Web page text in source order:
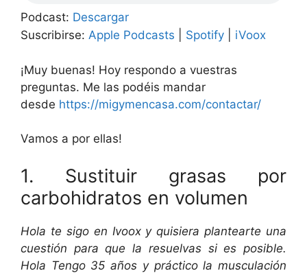
Podcast: Descargar
Suscribirse: Apple Podcasts Spotify iVoox
¡Muy buenas! Hoy respondo a vuestras
preguntas. Me las podéis mandar
desde https://migymencasa.com/contactar/
Vamos a por ellas!
1. Sustituir grasas por
carbohidratos en volumen
Hola te sigo en Ivoox y quisiera plantearte una
cuestión para que la resuelvas si es posible.
Hola Tengo 35 años y práctico la musculación